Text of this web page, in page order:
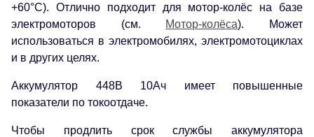
+60°С). Отлично подходит для мотор-колёс на базе
электромоторов (см. Мотор-колёса). Может
использоваться в электромобилях, электромотоциклах
и в других целях.
Аккумулятор 448В 10Ач имеет повышенные
показатели по токоотдаче.
Чтобы продлить срок службы аккумулятора